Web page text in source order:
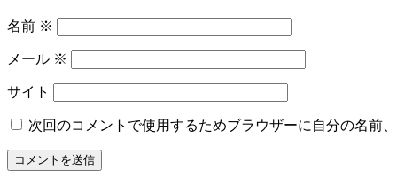
名前 ※
メール ※
サイト
次回のコメントで使用するためブラウザーに自分の名前